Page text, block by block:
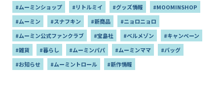
#ムーミンショップ #リトルミイ #グッズ情報
#MOOMINSHOP
#ムーミン
#スナフキン #新商品
#ニョロニョロ
#ムーミン公式ファンクラブ
#宝島社 #ベルメゾン
#キャンペーン
#雑貨
#暮らし #ムーミンパパ #ムーミンママ
#バッグ
#お知らせ
#ムーミントロール #新作情報